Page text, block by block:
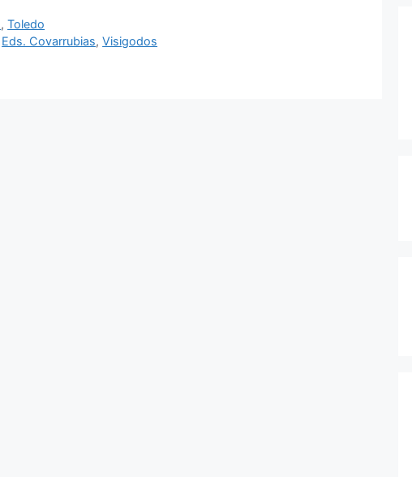
,Toledo
Eds. Covarrubias,Visigodos